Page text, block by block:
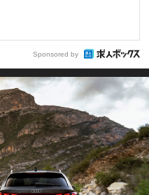
Sponsored by